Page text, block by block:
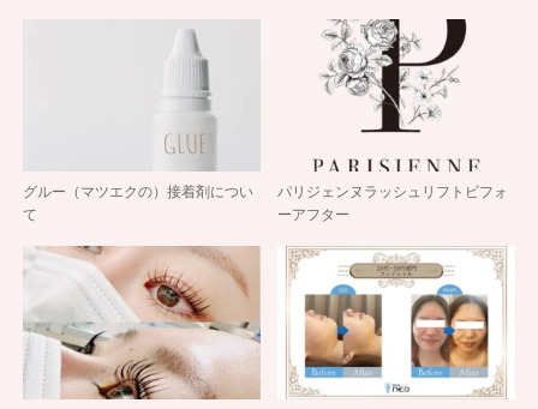
グルー（マツエクの）接着剤につい
て
パリジェンヌラッシュリフトビフォ
ーアフター